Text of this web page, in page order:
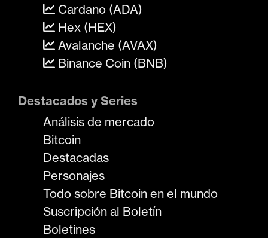
Cardano (ADA)
Hex (HEX)
Avalanche (AVAX)
Binance Coin (BNB)
Destacados y Series
Análisis de mercado
Bitcoin
Destacadas
Personajes
Todo sobre Bitcoin en el mundo
Suscripción al Boletín
Boletines